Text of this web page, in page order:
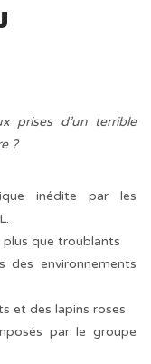
prises d’un terrible
?
inédite par les
plus que troublants
des environnements
et des lapins roses
par le groupe